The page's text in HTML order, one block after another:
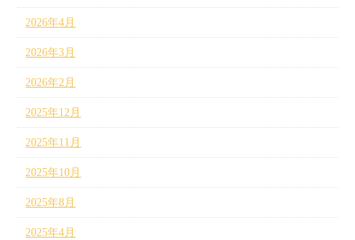
2026年4月
2026年3月
2026年2月
2025年12月
2025年11月
2025年10月
2025年8月
2025年4月